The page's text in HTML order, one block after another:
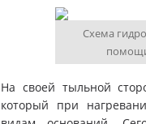
Схема
На своей тыльной
который при